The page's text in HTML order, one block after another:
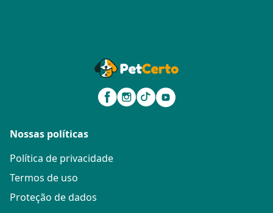
Nossas políticas
Política de privacidade
Termos de uso
Proteção de dados